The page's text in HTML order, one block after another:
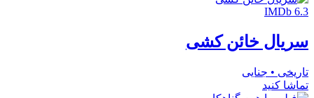
IMDb 6.3
سریال خائن کشی
تاریخی • جنایی
تماشا کنید